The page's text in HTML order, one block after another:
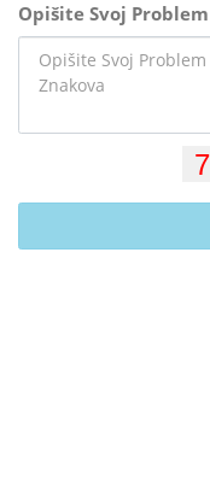
Opišite Svoj Problem